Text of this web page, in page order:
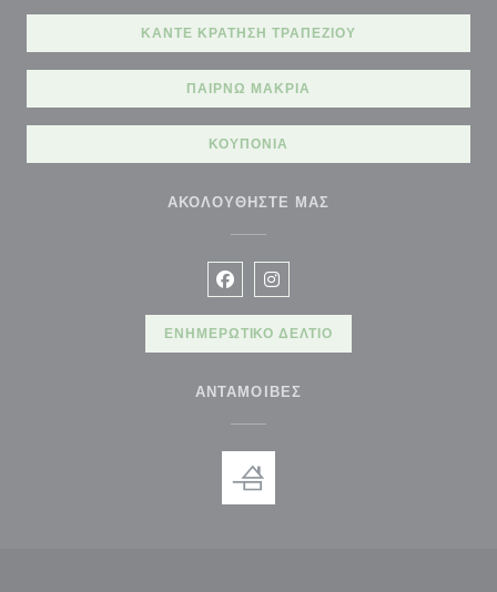
ΚΆΝΤΕ ΚΡΆΤΗΣΗ ΤΡΑΠΕΖΙΟΎ
ΠΑΊΡΝΩ ΜΑΚΡΙΆ
ΚΟΥΠΌΝΙΑ
ΑΚΟΛΟΥΘΉΣΤΕ ΜΑΣ
Facebook ((ανοίγει σε νέο
Instagram ((ανοίγει σε νέο
ΕΝΗΜΕΡΩΤΙΚΌ ΔΕΛΤΊΟ
ΑΝΤΑΜΟΙΒΈΣ